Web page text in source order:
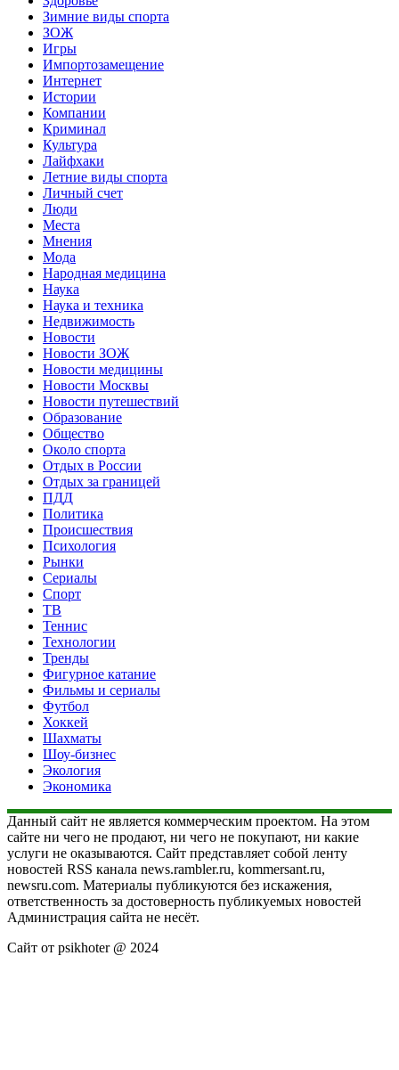
Зимние виды спорта
ЗОЖ
Игры
Импортозамещение
Интернет
Истории
Компании
Криминал
Культура
Лайфхаки
Летние виды спорта
Личный счет
Люди
Места
Мнения
Мода
Народная медицина
Наука
Наука и техника
Недвижимость
Новости
Новости ЗОЖ
Новости медицины
Новости Москвы
Новости путешествий
Образование
Общество
Около спорта
Отдых в России
Отдых за границей
ПДД
Политика
Происшествия
Психология
Рынки
Сериалы
Спорт
ТВ
Теннис
Технологии
Тренды
Фигурное катание
Фильмы и сериалы
Футбол
Хоккей
Шахматы
Шоу-бизнес
Экология
Экономика
Данный сайт не является коммерческим проектом. На этом
сайте ни чего не продают, ни чего не покупают, ни какие
услуги не оказываются. Сайт представляет собой ленту
новостей RSS канала news.rambler.ru, kommersant.ru,
newsru.com. Материалы публикуются без искажения,
ответственность за достоверность публикуемых новостей
Администрация сайта не несёт.
Сайт от psikhoter @ 2024